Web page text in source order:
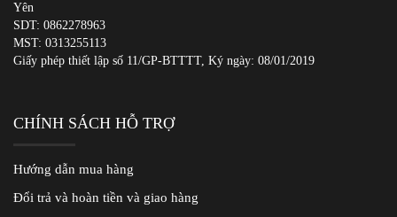
Yên
SDT: 0862278963
MST: 0313255113
Giấy phép thiết lập số 11/GP-BTTTT, Ký ngày: 08/01/2019
CHÍNH SÁCH HỖ TRỢ
Hướng dẫn mua hàng
Đổi trả và hoàn tiền và giao hàng